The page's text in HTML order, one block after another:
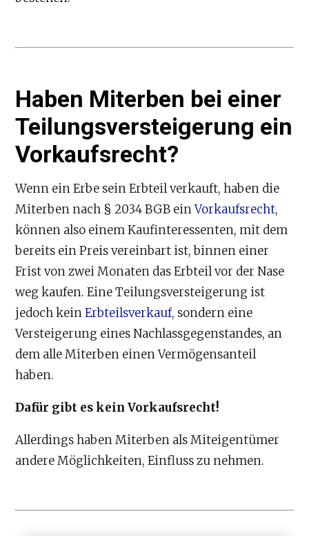
Haben Miterben bei einer
Teilungsversteigerung ein
Vorkaufsrecht?
Wenn ein Erbe sein Erbteil verkauft, haben die
Miterben nach § 2034 BGB einVorkaufsrecht,
können also einem Kaufinteressenten, mit dem
bereits ein Preis vereinbart ist, binnen einer
Frist von zwei Monaten das Erbteil vor der Nase
weg kaufen. Eine Teilungsversteigerung ist
jedoch keinErbteilsverkauf, sondern eine
Versteigerung eines Nachlassgegenstandes, an
dem alle Miterben einen Vermögensanteil
haben.
Dafür gibt es kein Vorkaufsrecht!
Allerdings haben Miterben als Miteigentümer
andere Möglichkeiten, Einfluss zu nehmen.